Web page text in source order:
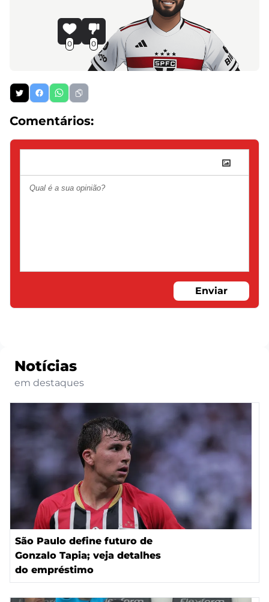
0 0
Comentários:
Enviar
Notícias
em destaques
São Paulo define futuro de
Gonzalo Tapia; veja detalhes
do empréstimo